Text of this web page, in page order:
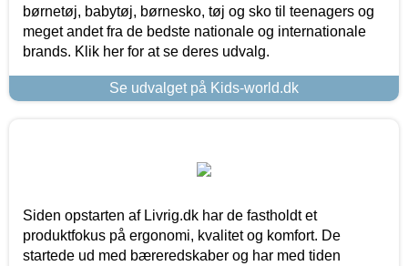
børnetøj, babytøj, børnesko, tøj og sko til teenagers og
meget andet fra de bedste nationale og internationale
brands. Klik her for at se deres udvalg.
Se udvalget på Kids-world.dk
Siden opstarten af Livrig.dk har de fastholdt et
produktfokus på ergonomi, kvalitet og komfort. De
startede ud med bæreredskaber og har med tiden